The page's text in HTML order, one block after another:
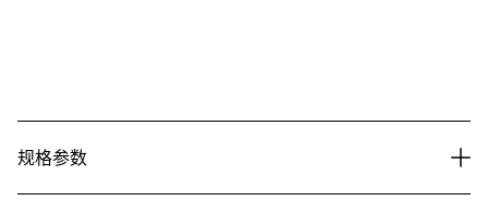
规格参数